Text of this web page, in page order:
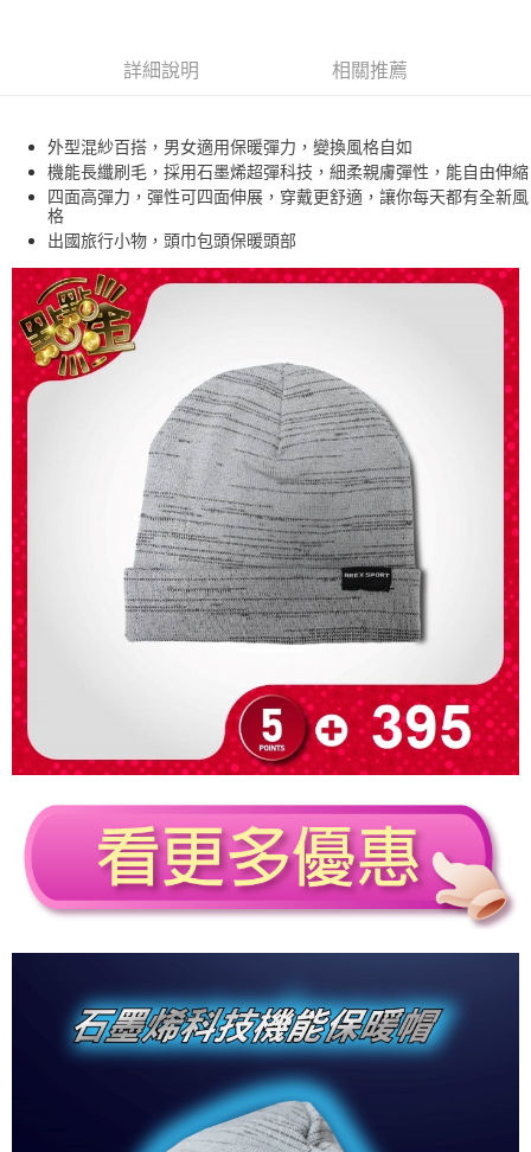
每筆NT$80，滿NT$990(含以上)免運費
免運費
詳細說明 相關推薦
外型混紗百搭，男女適用保暖彈力，變換風格自如
機能長纖刷毛，採用石墨烯超彈科技，細柔親膚彈性，能自由伸縮
四面高彈力，彈性可四面伸展，穿戴更舒適，讓你每天都有全新風
格
出國旅行小物，頭巾包頭保暖頭部